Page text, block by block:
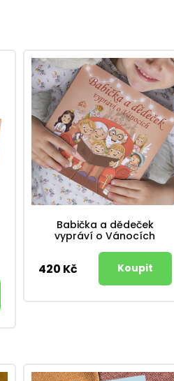
Babička a dědeček
vypráví o Vánocích
420 Kč